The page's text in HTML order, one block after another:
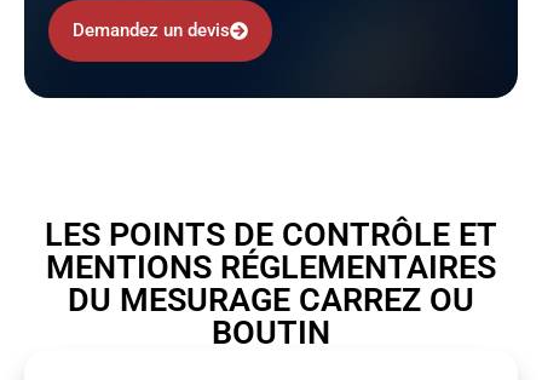
Demandez un devis
LES POINTS DE CONTRÔLE ET
MENTIONS RÉGLEMENTAIRES
DU MESURAGE CARREZ OU
BOUTIN